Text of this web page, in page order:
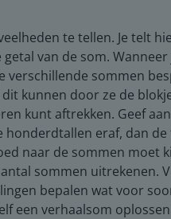
te tellen. Je telt
van de som.
verschillende sommen
kunnen door ze de
kunt aftrekken. Geef
eraf, dan
naar de sommen
sommen uitrekenen.
bepalen wat voor
een verhaalsom